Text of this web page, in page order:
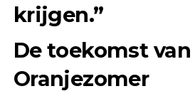
krijgen.”
De toekomst van
Oranjezomer